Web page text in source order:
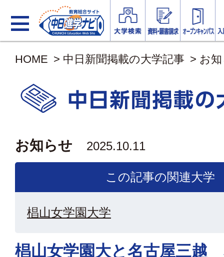
HOME > 中日新聞掲載の大学記事 > お
お知らせ 2025.10.11
この記事の関連大学
椙山女学園大学
椙山女学園大と名古屋三越